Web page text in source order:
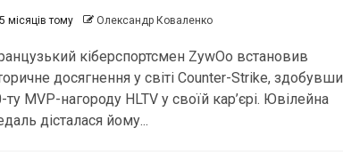
5 місяців тому Олександр Коваленко
кіберспортсмен ZywOo встановив
досягнення у світі Counter-Strike, здобувши
ту MVP-нагороду HLTV у своїй кар’єрі. Ювілейна
дісталася йому...